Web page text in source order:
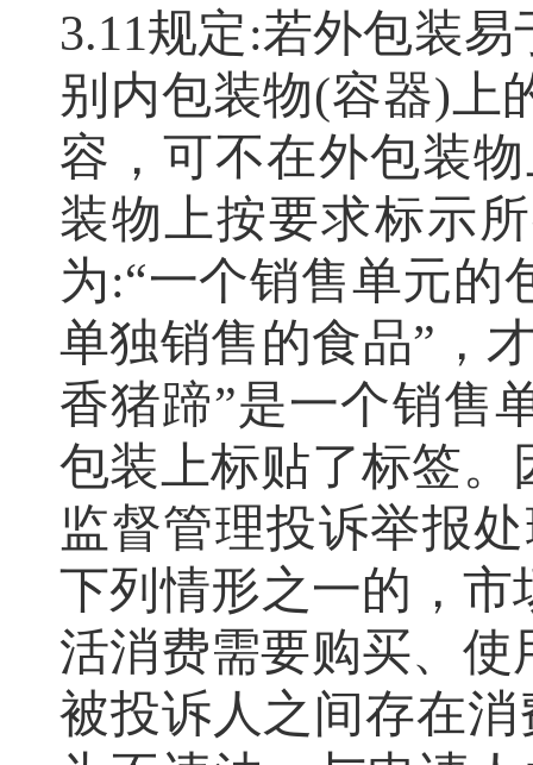
3.11规定:若外包装
别内包装物(容器)上
容，可不在外包装
装物上按要求标示
为:“一个销售单元的
单独销售的食品”，
香猪蹄”是一个销售
包装上标贴了标签。
监督管理投诉举报
下列情形之一的 ，市
活消费需要购买、
被投诉人之间存在